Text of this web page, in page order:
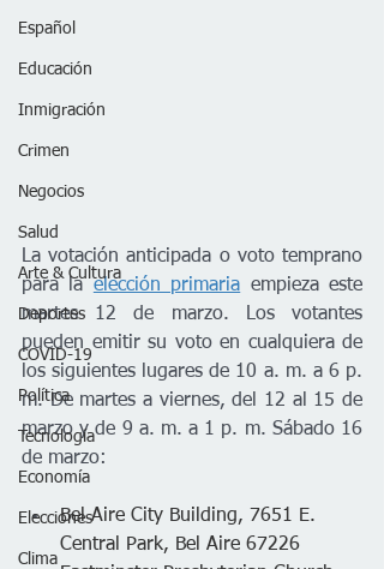
Español
Educación
Inmigración
Crimen
Negocios
Salud
Arte & Cultura
Deportes
COVID-19
Política
Tecnología
Economía
Elecciones
Clima
La votación anticipada o voto temprano
para la elección primaria empieza este
martes 12 de marzo. Los votantes
pueden emitir su voto en cualquiera de
los siguientes lugares de 10 a. m. a 6 p.
m. De martes a viernes, del 12 al 15 de
marzo y de 9 a. m. a 1 p. m. Sábado 16
de marzo:
Bel Aire City Building, 7651 E.
Central Park, Bel Aire 67226